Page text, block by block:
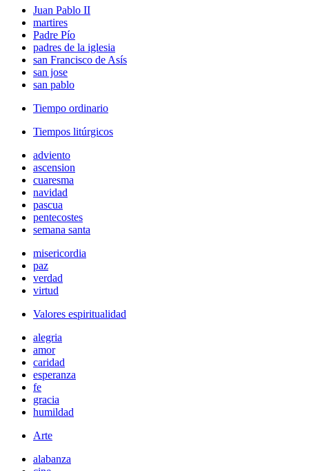
Juan Pablo II
martires
Padre Pío
padres de la iglesia
san Francisco de Asís
san jose
san pablo
Tiempo ordinario
Tiempos litúrgicos
adviento
ascension
cuaresma
navidad
pascua
pentecostes
semana santa
misericordia
paz
verdad
virtud
Valores espiritualidad
alegria
amor
caridad
esperanza
fe
gracia
humildad
Arte
alabanza